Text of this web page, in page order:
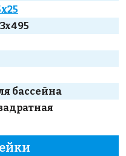
бассейна